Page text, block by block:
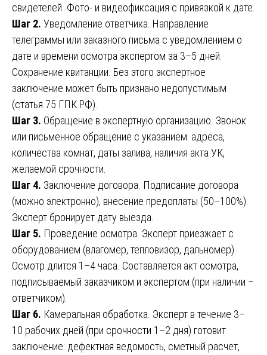
свидетелей. Фото- и видеофиксация с привязкой к дате.
Шаг 2. Уведомление ответчика. Направление
телеграммы или заказного письма с уведомлением о
дате и времени осмотра экспертом за 3–5 дней.
Сохранение квитанции. Без этого экспертное
заключение может быть признано недопустимым
(статья 75 ГПК РФ).
Шаг 3. Обращение в экспертную организацию. Звонок
или письменное обращение с указанием: адреса,
количества комнат, даты залива, наличия акта УК,
желаемой срочности.
Шаг 4. Заключение договора. Подписание договора
(можно электронно), внесение предоплаты (50–100%).
Эксперт бронирует дату выезда.
Шаг 5. Проведение осмотра. Эксперт приезжает с
оборудованием (влагомер, тепловизор, дальномер).
Осмотр длится 1–4 часа. Составляется акт осмотра,
подписываемый заказчиком и экспертом (при наличии –
ответчиком).
Шаг 6. Камеральная обработка. Эксперт в течение 3–
10 рабочих дней (при срочности 1–2 дня) готовит
заключение: дефектная ведомость, сметный расчет,